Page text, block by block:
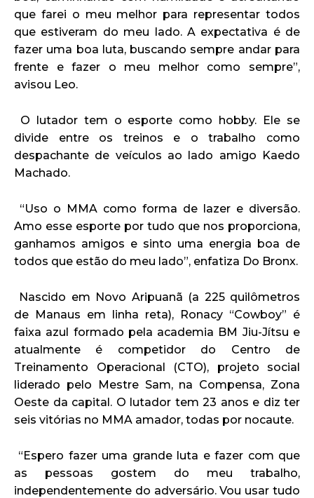
que farei o meu melhor para representar todos
que estiveram do meu lado. A expectativa é de
fazer uma boa luta, buscando sempre andar para
frente e fazer o meu melhor como sempre”,
avisou Leo.
O lutador tem o esporte como hobby. Ele se
divide entre os treinos e o trabalho como
despachante de veículos ao lado amigo Kaedo
Machado.
“Uso o MMA como forma de lazer e diversão.
Amo esse esporte por tudo que nos proporciona,
ganhamos amigos e sinto uma energia boa de
todos que estão do meu lado”, enfatiza Do Bronx.
Nascido em Novo Aripuanã (a 225 quilômetros
de Manaus em linha reta), Ronacy “Cowboy” é
faixa azul formado pela academia BM Jiu-Jítsu e
atualmente é competidor do Centro de
Treinamento Operacional (CTO), projeto social
liderado pelo Mestre Sam, na Compensa, Zona
Oeste da capital. O lutador tem 23 anos e diz ter
seis vitórias no MMA amador, todas por nocaute.
“Espero fazer uma grande luta e fazer com que
as pessoas gostem do meu trabalho,
independentemente do adversário. Vou usar tudo